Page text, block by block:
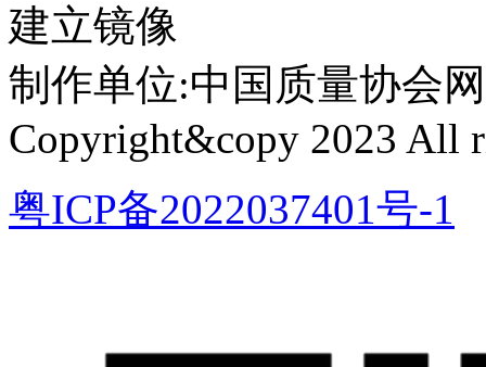
建立镜像
制作单位:中国质量协会
Copyright&copy 2023 All
粤ICP备2022037401号-1